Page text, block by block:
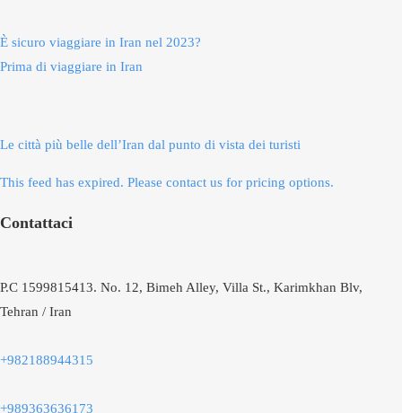
È sicuro viaggiare in Iran nel 2023?
Prima di viaggiare in Iran
Le città più belle dell’Iran dal punto di vista dei turisti
This feed has expired. Please contact us for pricing options.
Contattaci
P.C 1599815413. No. 12, Bimeh Alley, Villa St., Karimkhan Blv,
Tehran / Iran
+982188944315
+989363636173